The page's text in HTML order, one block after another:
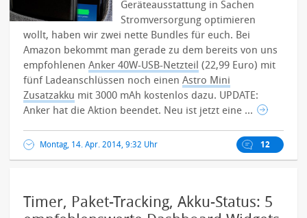
Geräteausstattung in Sachen
Stromversorgung optimieren
wollt, haben wir zwei nette Bundles für euch. Bei
Amazon bekommt man gerade zu dem bereits von uns
empfohlenenAnker 40W-USB-Netzteil (22,99 Euro) mit
fünf Ladeanschlüssen noch einenAstro Mini
Zusatzakku mit 3000 mAh kostenlos dazu. UPDATE:
Anker hat die Aktion beendet. Neu ist jetzt eine ...
Montag, 14. Apr. 2014, 9:32 Uhr 12
Timer, Paket-Tracking, Akku-Status: 5